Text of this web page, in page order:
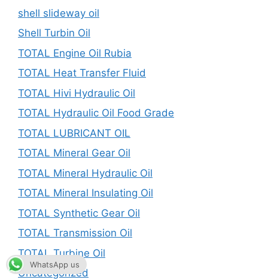
shell slideway oil
Shell Turbin Oil
TOTAL Engine Oil Rubia
TOTAL Heat Transfer Fluid
TOTAL Hivi Hydraulic Oil
TOTAL Hydraulic Oil Food Grade
TOTAL LUBRICANT OIL
TOTAL Mineral Gear Oil
TOTAL Mineral Hydraulic Oil
TOTAL Mineral Insulating Oil
TOTAL Synthetic Gear Oil
TOTAL Transmission Oil
TOTAL Turbine Oil
Uncategorized
WhatsApp us